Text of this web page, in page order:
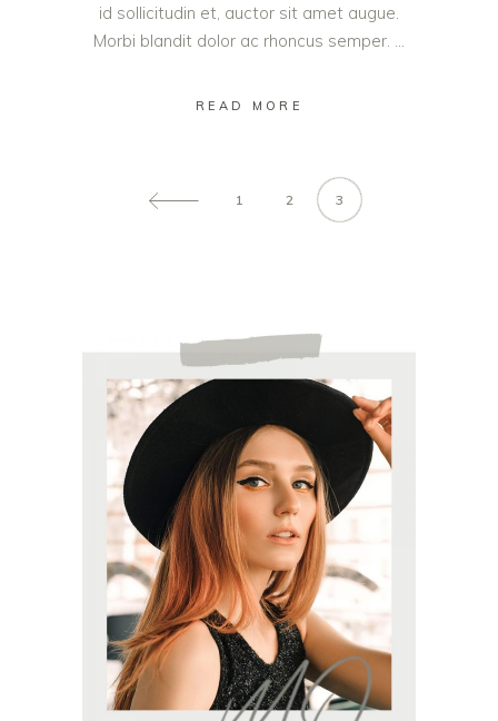
id sollicitudin et, auctor sit amet augue.
Morbi blandit dolor ac rhoncus semper.
READ MORE
1 2 3